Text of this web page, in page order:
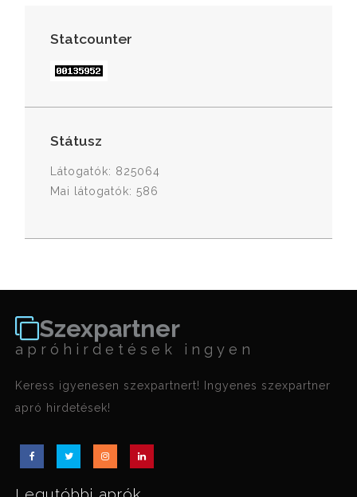
Statcounter
Státusz
Látogatók: 825064
Mai látogatók: 586
Szexpartner
apróhirdetések ingyen
Keress igyenesen szexpartnert! Ingyenes szexpartner
apró hirdetések!